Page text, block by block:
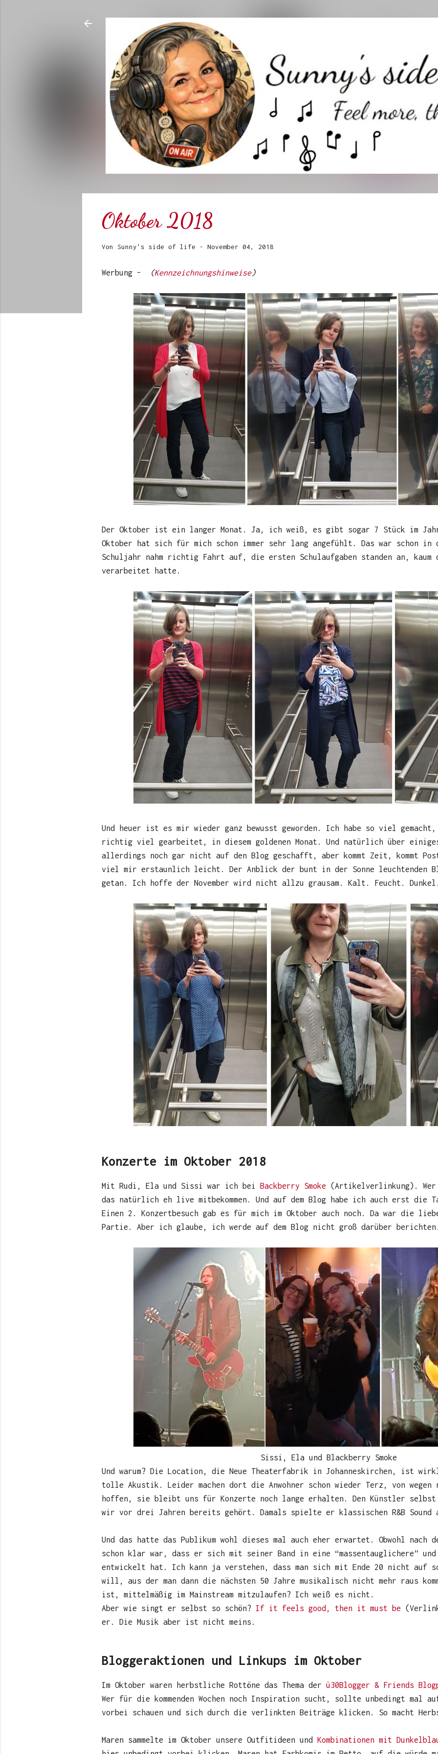
Oktober 2018
Von Sunny's side of life - November 04, 2018
Werbung – (Kennzeichnungshinweise)
Der Oktober ist ein langer Monat. Ja, ich weiß, es gibt sogar 7 Stück im
Oktober hat sich für mich schon immer sehr lang angefühlt. Das war schon
Schuljahr nahm richtig Fahrt auf, die ersten Schulaufgaben standen an, kaum
verarbeitet hatte.
Und heuer ist es mir wieder ganz bewusst geworden. Ich habe so viel
richtig viel gearbeitet, in diesem goldenen Monat. Und natürlich über
allerdings noch gar nicht auf den Blog geschafft, aber kommt Zeit, kommt Post.
viel mir erstaunlich leicht. Der Anblick der bunt in der Sonne
getan. Ich hoffe der November wird nicht allzu grausam. Kalt. Feucht.
Konzerte im Oktober 2018
Mit Rudi, Ela und Sissi war ich bei Backberry Smoke (Artikelverlinkung).
das natürlich eh live mitbekommen. Und auf dem Blog habe ich auch erst die
Einen 2. Konzertbesuch gab es für mich im Oktober auch noch. Da war die
Partie. Aber ich glaube, ich werde auf dem Blog nicht groß darüber
Sissi, Ela und Blackberry Smoke
Und warum? Die Location, die Neue Theaterfabrik in Johanneskirchen, ist
tolle Akustik. Leider machen dort die Anwohner schon wieder Terz, von wegen
hoffen, sie bleibt uns für Konzerte noch lange erhalten. Den Künstler
wir vor drei Jahren bereits gehört. Damals spielte er klassischen R&B Sound
Und das hatte das Publikum wohl dieses mal auch eher erwartet. Obwohl nach
schon klar war, dass er sich mit seiner Band in eine “massentauglichere” und
entwickelt hat. Ich kann ja verstehen, dass man sich mit Ende 20 nicht auf
will, aus der man dann die nächsten 50 Jahre musikalisch nicht mehr raus
ist, mittelmäßig im Mainstream mitzulaufen? Ich weiß es nicht.
Aber wie singt er selbst so schön? If it feels good, then it must be
er. Die Musik aber ist nicht meins.
Bloggeraktionen und Linkups im Oktober
Im Oktober waren herbstliche Rottöne das Thema der ü30Blogger & Friends
Wer für die kommenden Wochen noch Inspiration sucht, sollte unbedingt mal
vorbei schauen und sich durch die verlinkten Beiträge klicken. So macht
Maren sammelte im Oktober unsere Outfitideen und Kombinationen mit